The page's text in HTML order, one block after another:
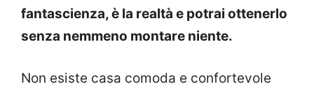
fantascienza, è la realtà e potrai ottenerlo
senza nemmeno montare niente.
Non esiste casa comoda e confortevole